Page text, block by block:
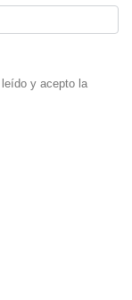
leído y acepto la